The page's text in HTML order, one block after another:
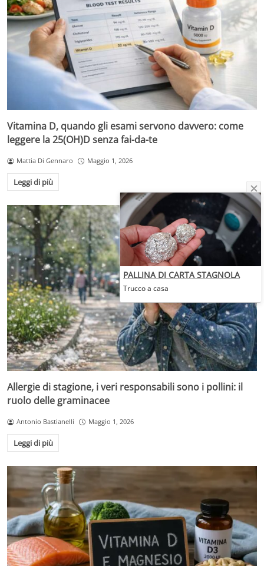
Vitamina D, quando gli esami servono davvero: come
leggere la 25(OH)D senza fai-da-te
Mattia Di Gennaro Maggio 1, 2026
Leggi di più
Allergie di stagione, i veri responsabili sono i pollini: il
ruolo delle graminacee
Antonio Bastianelli Maggio 1, 2026
Leggi di più
PALLINA DI CARTA STAGNOLA
Trucco a casa